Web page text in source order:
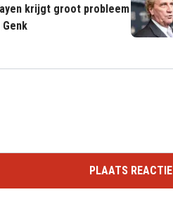
krijgt groot probleem
PLAATS REACTIE